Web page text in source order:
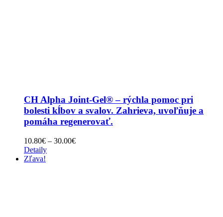
CH Alpha Joint-Gel® – rýchla pomoc pri
bolesti kĺbov a svalov. Zahrieva, uvoľňuje a
pomáha regenerovať.
10.80€ – 30.00€Price
Detaily
Zľava!